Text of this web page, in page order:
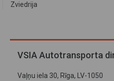
Zviedrija
VSIA Autotransporta
Vaļņu iela 30, Rīga, LV-1050